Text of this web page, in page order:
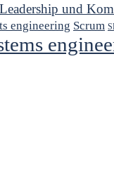
Leadership und
engineering Scrum